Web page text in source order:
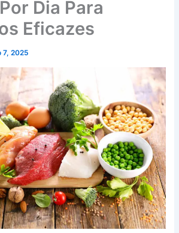
Dia Para
Eficazes
7, 2025